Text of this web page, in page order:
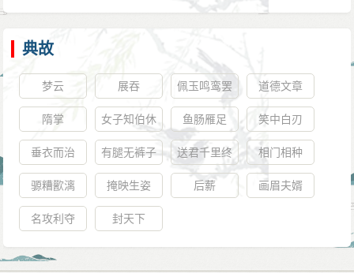
典故
梦云 展吞
佩玉鸣鸾罢
歌舞
道德文章
隋掌 女子知伯休 鱼肠雁足 笑中白刃
垂衣而治 有腿无裤子
送君千里终
须别
相门相种
𫘪糟歠漓 掩映生姿 后薪 画眉夫婿
名攻利夺 封天下